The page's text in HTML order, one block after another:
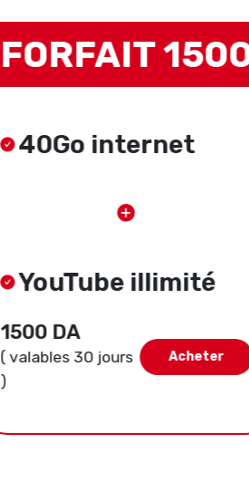
FORFAIT
40Go internet
YouTube illimité
1500 DA
( valables 30 jours
)
Acheter